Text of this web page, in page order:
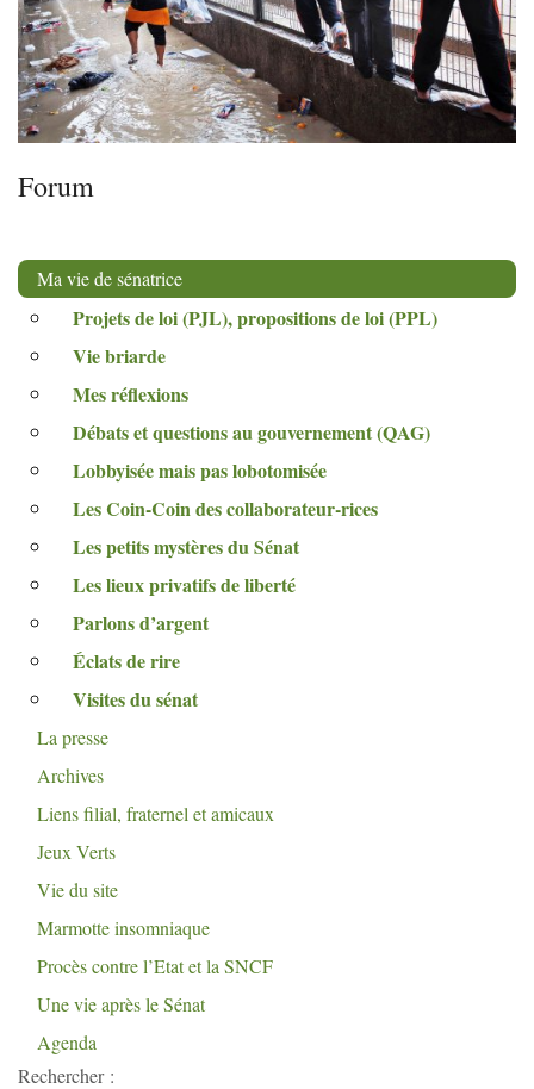
Forum
Ma vie de sénatrice
Projets de loi (PJL), propositions de loi (PPL)
Vie briarde
Mes réflexions
Débats et questions au gouvernement (QAG)
Lobbyisée mais pas lobotomisée
Les Coin-Coin des collaborateur-rices
Les petits mystères du Sénat
Les lieux privatifs de liberté
Parlons d’argent
Éclats de rire
Visites du sénat
La presse
Archives
Liens filial, fraternel et amicaux
Jeux Verts
Vie du site
Marmotte insomniaque
Procès contre l’Etat et la SNCF
Une vie après le Sénat
Agenda
Rechercher :